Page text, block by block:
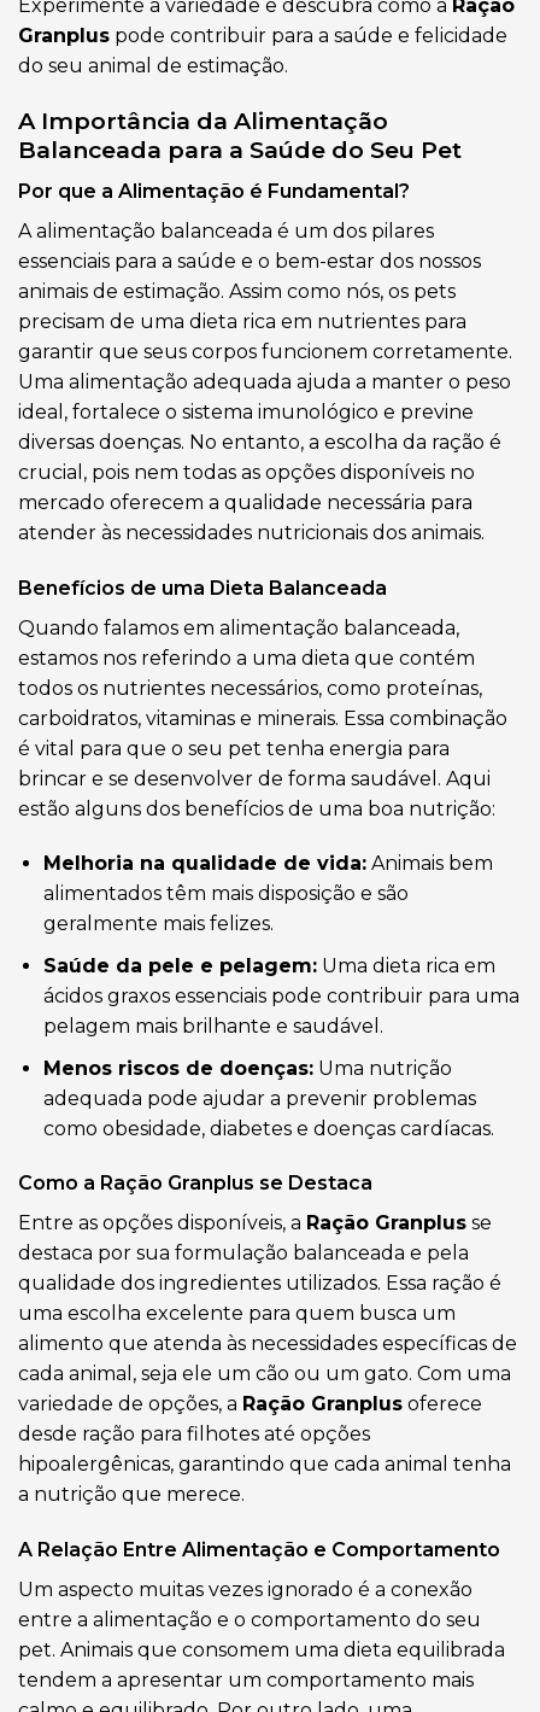
Experimente a variedade e descubra como a Ração
Granplus pode contribuir para a saúde e felicidade
do seu animal de estimação.
A Importância da Alimentação
Balanceada para a Saúde do Seu Pet
Por que a Alimentação é Fundamental?
A alimentação balanceada é um dos pilares
essenciais para a saúde e o bem-estar dos nossos
animais de estimação. Assim como nós, os pets
precisam de uma dieta rica em nutrientes para
garantir que seus corpos funcionem corretamente.
Uma alimentação adequada ajuda a manter o peso
ideal, fortalece o sistema imunológico e previne
diversas doenças. No entanto, a escolha da ração é
crucial, pois nem todas as opções disponíveis no
mercado oferecem a qualidade necessária para
atender às necessidades nutricionais dos animais.
Benefícios de uma Dieta Balanceada
Quando falamos em alimentação balanceada,
estamos nos referindo a uma dieta que contém
todos os nutrientes necessários, como proteínas,
carboidratos, vitaminas e minerais. Essa combinação
é vital para que o seu pet tenha energia para
brincar e se desenvolver de forma saudável. Aqui
estão alguns dos benefícios de uma boa nutrição:
Melhoria na qualidade de vida:Animais bem
alimentados têm mais disposição e são
geralmente mais felizes.
Saúde da pele e pelagem:Uma dieta rica em
ácidos graxos essenciais pode contribuir para uma
pelagem mais brilhante e saudável.
Menos riscos de doenças:Uma nutrição
adequada pode ajudar a prevenir problemas
como obesidade, diabetes e doenças cardíacas.
Como a Ração Granplus se Destaca
Entre as opções disponíveis, a Ração Granplus se
destaca por sua formulação balanceada e pela
qualidade dos ingredientes utilizados. Essa ração é
uma escolha excelente para quem busca um
alimento que atenda às necessidades específicas de
cada animal, seja ele um cão ou um gato. Com uma
variedade de opções, a Ração Granplus oferece
desde ração para filhotes até opções
hipoalergênicas, garantindo que cada animal tenha
a nutrição que merece.
A Relação Entre Alimentação e Comportamento
Um aspecto muitas vezes ignorado é a conexão
entre a alimentação e o comportamento do seu
pet. Animais que consomem uma dieta equilibrada
tendem a apresentar um comportamento mais